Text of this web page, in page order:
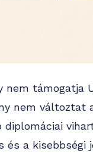
nem támogatja
nem változtat
a kisebbségi